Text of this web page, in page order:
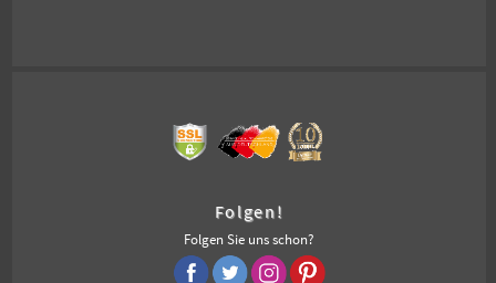
Folgen!
Folgen Sie uns schon?